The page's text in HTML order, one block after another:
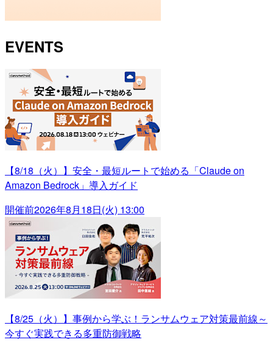
EVENTS
【8/18（火）】安全・最短ルートで始める「Claude on
Amazon Bedrock」導入ガイド
開催前2026年8月18日(火) 13:00
【8/25（火）】事例から学ぶ！ランサムウェア対策最前線～
今すぐ実践できる多重防御戦略